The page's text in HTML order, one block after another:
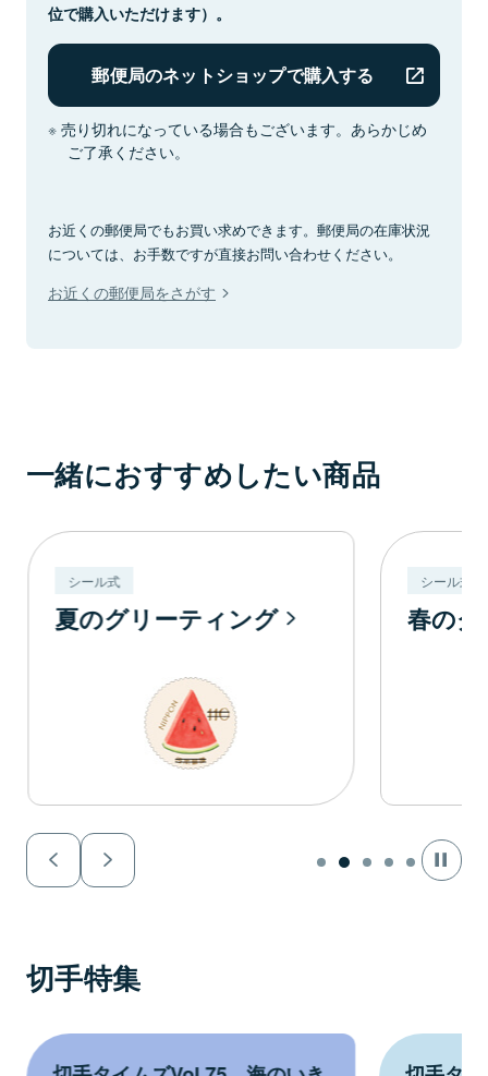
位で購入いただけます）。
郵便局のネットショップで購入する
売り切れになっている場合もございます。あらかじめ
ご了承ください。
お近くの郵便局でもお買い求めできます。郵便局の在庫状況
については、お手数ですが直接お問い合わせください。
お近くの郵便局をさがす
一緒におすすめしたい商品
シール式
夏のグリーティング
シール式
春の
切手特集